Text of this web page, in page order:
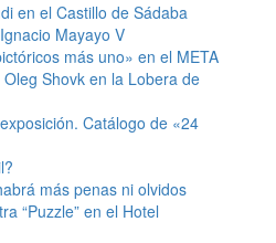
en el Castillo de Sádaba
Mayayo V
más uno» en el META
Shovk en la Lobera de
Catálogo de «24
más penas ni olvidos
“Puzzle” en el Hotel